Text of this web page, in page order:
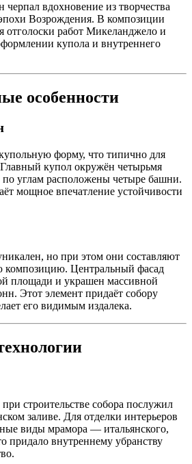
вдохновение из творчества
Возрождения. В композиции
отголоски работ Микеланджело и
купола и внутреннего
особенности
форму, что типично для
купол окружён четырьмя
углам расположены четыре башни.
мощное впечатление устойчивости
но при этом они составляют
композицию. Центральный фасад
площади и украшен массивной
Этот элемент придаёт собору
его видимым издалека.
строительстве собора послужил
заливе. Для отделки интерьеров
виды мрамора — итальянского,
придало внутреннему убранству